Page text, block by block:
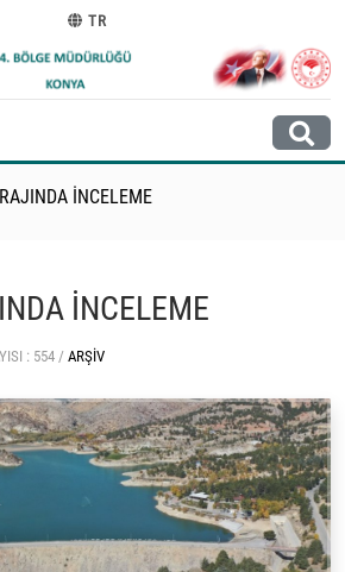
TR
İNCELEME
İNCELEME
: 554 / ARŞIV